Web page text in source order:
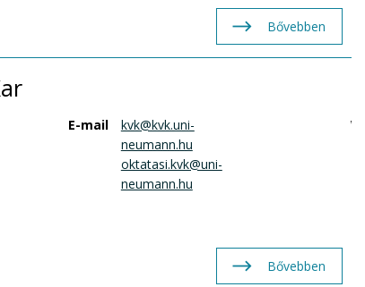
Bővebben
E-mail
kvk@kvk.uni-
neumann.hu
oktatasi.kvk@uni-
neumann.hu
Bővebben